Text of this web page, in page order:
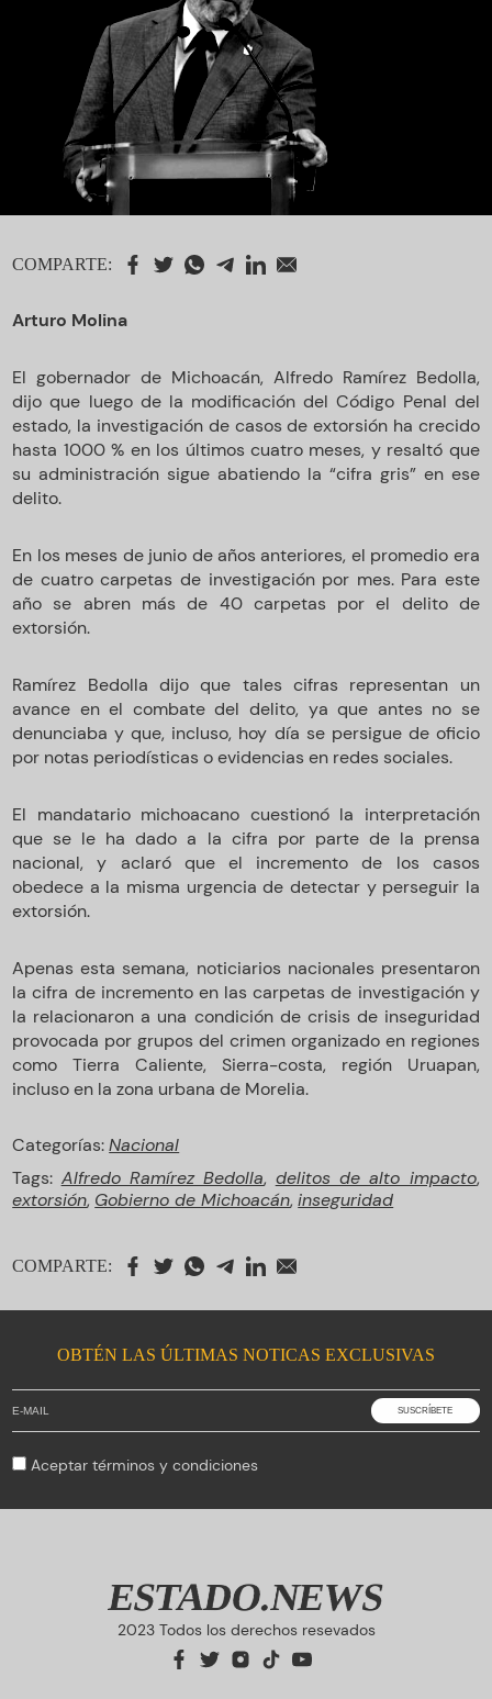
COMPARTE:
Arturo Molina
El gobernador de Michoacán, Alfredo Ramírez Bedolla,
dijo que luego de la modificación del Código Penal del
estado, la investigación de casos de extorsión ha crecido
hasta 1000 % en los últimos cuatro meses, y resaltó que
su administración sigue abatiendo la “cifra gris” en ese
delito.
En los meses de junio de años anteriores, el promedio era
de cuatro carpetas de investigación por mes. Para este
año se abren más de 40 carpetas por el delito de
extorsión.
Ramírez Bedolla dijo que tales cifras representan un
avance en el combate del delito, ya que antes no se
denunciaba y que, incluso, hoy día se persigue de oficio
por notas periodísticas o evidencias en redes sociales.
El mandatario michoacano cuestionó la interpretación
que se le ha dado a la cifra por parte de la prensa
nacional, y aclaró que el incremento de los casos
obedece a la misma urgencia de detectar y perseguir la
extorsión.
Apenas esta semana, noticiarios nacionales presentaron
la cifra de incremento en las carpetas de investigación y
la relacionaron a una condición de crisis de inseguridad
provocada por grupos del crimen organizado en regiones
como Tierra Caliente, Sierra-costa, región Uruapan,
incluso en la zona urbana de Morelia.
Categorías:Nacional
Tags: Alfredo Ramírez Bedolla, delitos de alto impacto,
extorsión, Gobierno de Michoacán,inseguridad
COMPARTE:
OBTÉN LAS ÚLTIMAS NOTICAS EXCLUSIVAS
Aceptartérminos y condiciones
ESTADO.NEWS
2023 Todos los derechos resevados